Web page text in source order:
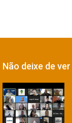
Não deixe de ver